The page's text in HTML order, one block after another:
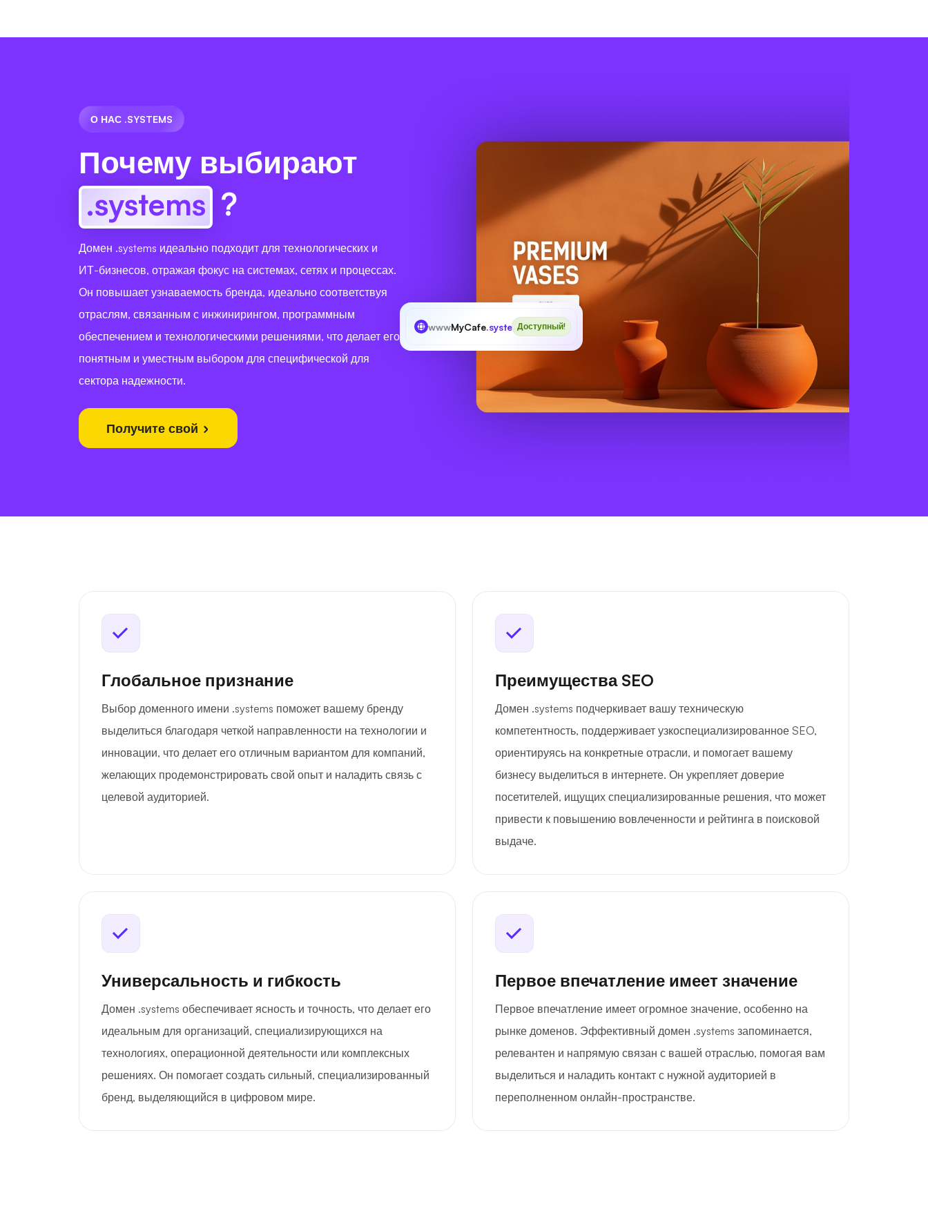
О НАС .SYSTEMS
Почему выбирают
.systems ?
Домен .systems идеально подходит для технологических и
ИТ-бизнесов, отражая фокус на системах, сетях и процессах.
Он повышает узнаваемость бренда, идеально соответствуя
отраслям, связанным с инжинирингом, программным
обеспечением и технологическими решениями, что делает его
понятным и уместным выбором для специфической для
сектора надежности.
Получите свой
wwwMyCafe.systemsДоступный!
Глобальное признание
Выбор доменного имени .systems поможет вашему бренду
выделиться благодаря четкой направленности на технологии и
инновации, что делает его отличным вариантом для компаний,
желающих продемонстрировать свой опыт и наладить связь с
целевой аудиторией.
Преимущества SEO
Домен .systems подчеркивает вашу техническую
компетентность, поддерживает узкоспециализированное SEO,
ориентируясь на конкретные отрасли, и помогает вашему
бизнесу выделиться в интернете. Он укрепляет доверие
посетителей, ищущих специализированные решения, что может
привести к повышению вовлеченности и рейтинга в поисковой
выдаче.
Универсальность и гибкость
Домен .systems обеспечивает ясность и точность, что делает его
идеальным для организаций, специализирующихся на
технологиях, операционной деятельности или комплексных
решениях. Он помогает создать сильный, специализированный
бренд, выделяющийся в цифровом мире.
Первое впечатление имеет значение
Первое впечатление имеет огромное значение, особенно на
рынке доменов. Эффективный домен .systems запоминается,
релевантен и напрямую связан с вашей отраслью, помогая вам
выделиться и наладить контакт с нужной аудиторией в
переполненном онлайн-пространстве.